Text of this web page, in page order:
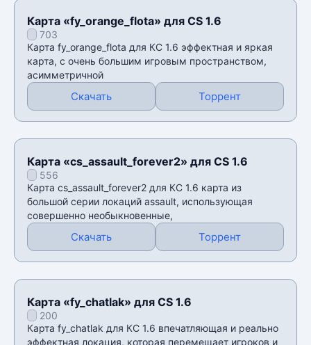
Карта «fy_orange_flota» для CS 1.6
703
Карта fy_orange_flota для КС 1.6 эффектная и яркая
карта, с очень большим игровым пространством,
асимметричной
Скачать Торрент
Карта «cs_assault_forever2» для CS 1.6
556
Карта cs_assault_forever2 для КС 1.6 карта из
большой серии локаций assault, использующая
совершенно необыкновенные,
Скачать Торрент
Карта «fy_chatlak» для CS 1.6
200
Карта fy_chatlak для КС 1.6 впечатляющая и реально
эффектная локация, которая перемещает игроков и